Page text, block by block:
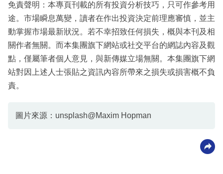
免責聲明：本專頁刊載的所有投資分析技巧，只可作參考用
途。市場瞬息萬變，讀者在作出投資決定前理應審慎，並主
動掌握市場最新狀況。若不幸招致任何損失，概與本刊及相
關作者無關。而本集團旗下網站或社交平台的網誌內容及觀
點，僅屬筆者個人意見，與新傳媒立場無關。本集團旗下網
站對因上述人士張貼之資訊內容所帶來之損失或損害概不負
責。
圖片來源：unsplash@Maxim Hopman